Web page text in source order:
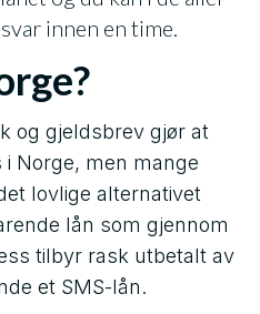
innen en time.
og gjeldsbrev gjør at
Norge, men mange
lovlige alternativet
lån som gjennom
tilbyr rask utbetalt av
et SMS-lån.